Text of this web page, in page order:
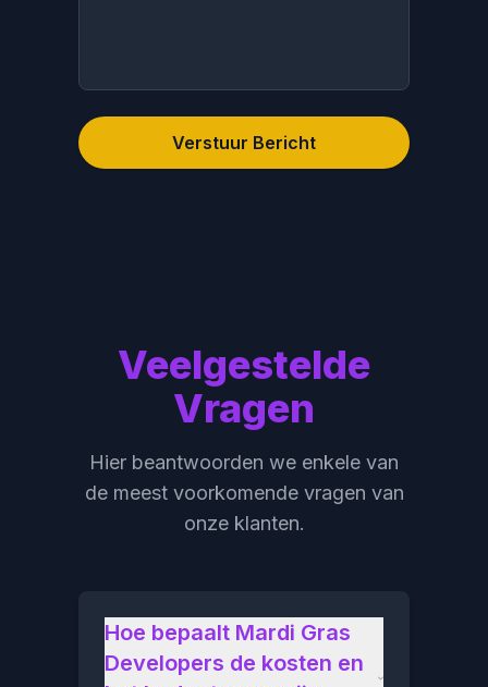
Verstuur Bericht
Veelgestelde
Vragen
Hier beantwoorden we enkele van
de meest voorkomende vragen van
onze klanten.
Hoe bepaalt Mardi Gras
Developers de kosten en